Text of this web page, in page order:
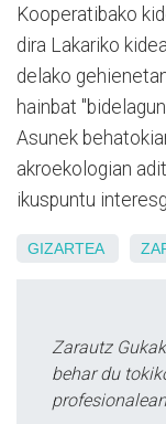
Kooperatibako
dira Lakariko
delako
hainbat
Asunek
akroekologian
ikuspuntu
GIZARTEA
Zarautz
behar du